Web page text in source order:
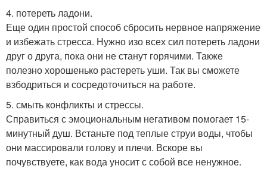
4. потереть ладони.
Еще один простой способ сбросить нервное напряжение
и избежать стресса. Нужно изо всех сил потереть ладони
друг о друга, пока они не станут горячими. Также
полезно хорошенько растереть уши. Так вы сможете
взбодриться и сосредоточиться на работе.
5. смыть конфликты и стрессы.
Справиться с эмоциональным негативом помогает 15-
минутный душ. Встаньте под теплые струи воды, чтобы
они массировали голову и плечи. Вскоре вы
почувствуете, как вода уносит с собой все ненужное.